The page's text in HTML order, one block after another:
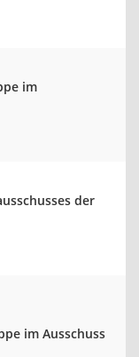
im
der
im Ausschuss